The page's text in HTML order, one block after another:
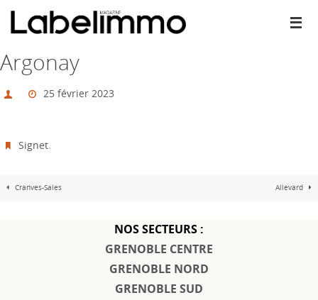
Argonay
25 février 2023
Signet.
Cranves-Sales Allevard
NOS SECTEURS :
GRENOBLE CENTRE
GRENOBLE NORD
GRENOBLE SUD